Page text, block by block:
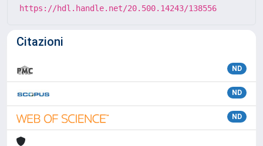
https://hdl.handle.net/20.500.14243/138556
Citazioni
ND
ND
ND